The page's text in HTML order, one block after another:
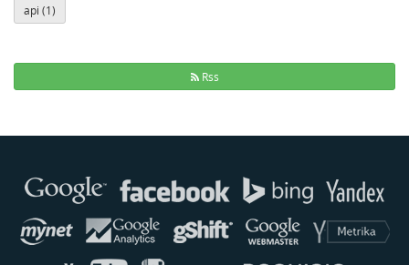
api (1)
Rss
Genellikle anında yanıt verir